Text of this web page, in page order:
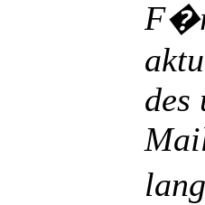
F�r
des